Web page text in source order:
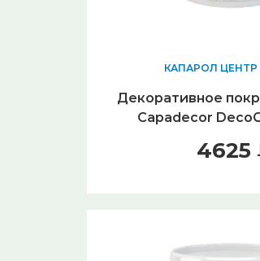
КАПАРОЛ ЦЕНТР
Декоративное
Capadecor
4625